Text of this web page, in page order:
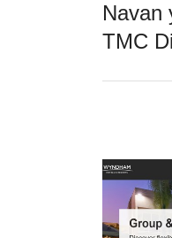
Navan
TMC